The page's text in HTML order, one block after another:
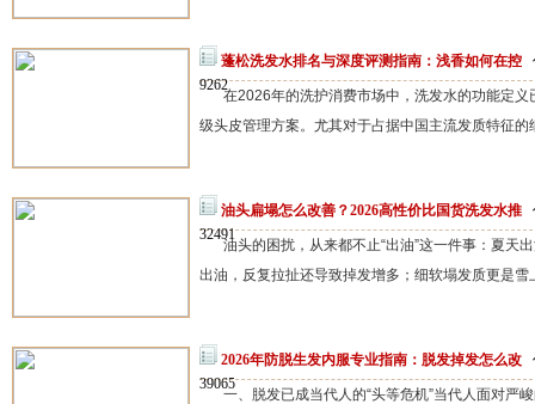
蓬松洗发水排名与深度评测指南：浅香如何在控
9262
在2026年的洗护消费市场中，洗发水的功能定
级头皮管理方案。尤其对于占据中国主流发质特征
油头扁塌怎么改善？2026高性价比国货洗发水推
32491
油头的困扰，从来都不止“出油”这一件事：夏天
出油，反复拉扯还导致掉发增多；细软塌发质更是
2026年防脱生发内服专业指南：脱发掉发怎么改
39065
一、脱发已成当代人的“头等危机”当代人面对严